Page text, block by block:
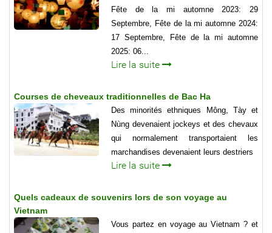
Fête de la mi automne 2023: 29
Septembre, Fête de la mi automne 2024:
17 Septembre, Fête de la mi automne
2025: 06...
Lire la suite
Courses de cheveaux traditionnelles de Bac Ha
Des minorités ethniques Mông, Tày et
Nùng devenaient jockeys et des chevaux
qui normalement transportaient les
marchandises devenaient leurs destriers
Lire la suite
Quels cadeaux de souvenirs lors de son voyage au
Vietnam
Vous partez en voyage au Vietnam ? et